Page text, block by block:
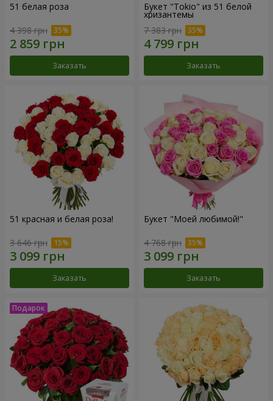
51 белая роза
4 398 грн
Заказать
Букет "Tokio" из 51 белой
хризантемы
7 383 грн
Заказать
51 красная и белая роза!
3 646 грн
Заказать
Букет "Моей любимой!"
4 768 грн
Заказать